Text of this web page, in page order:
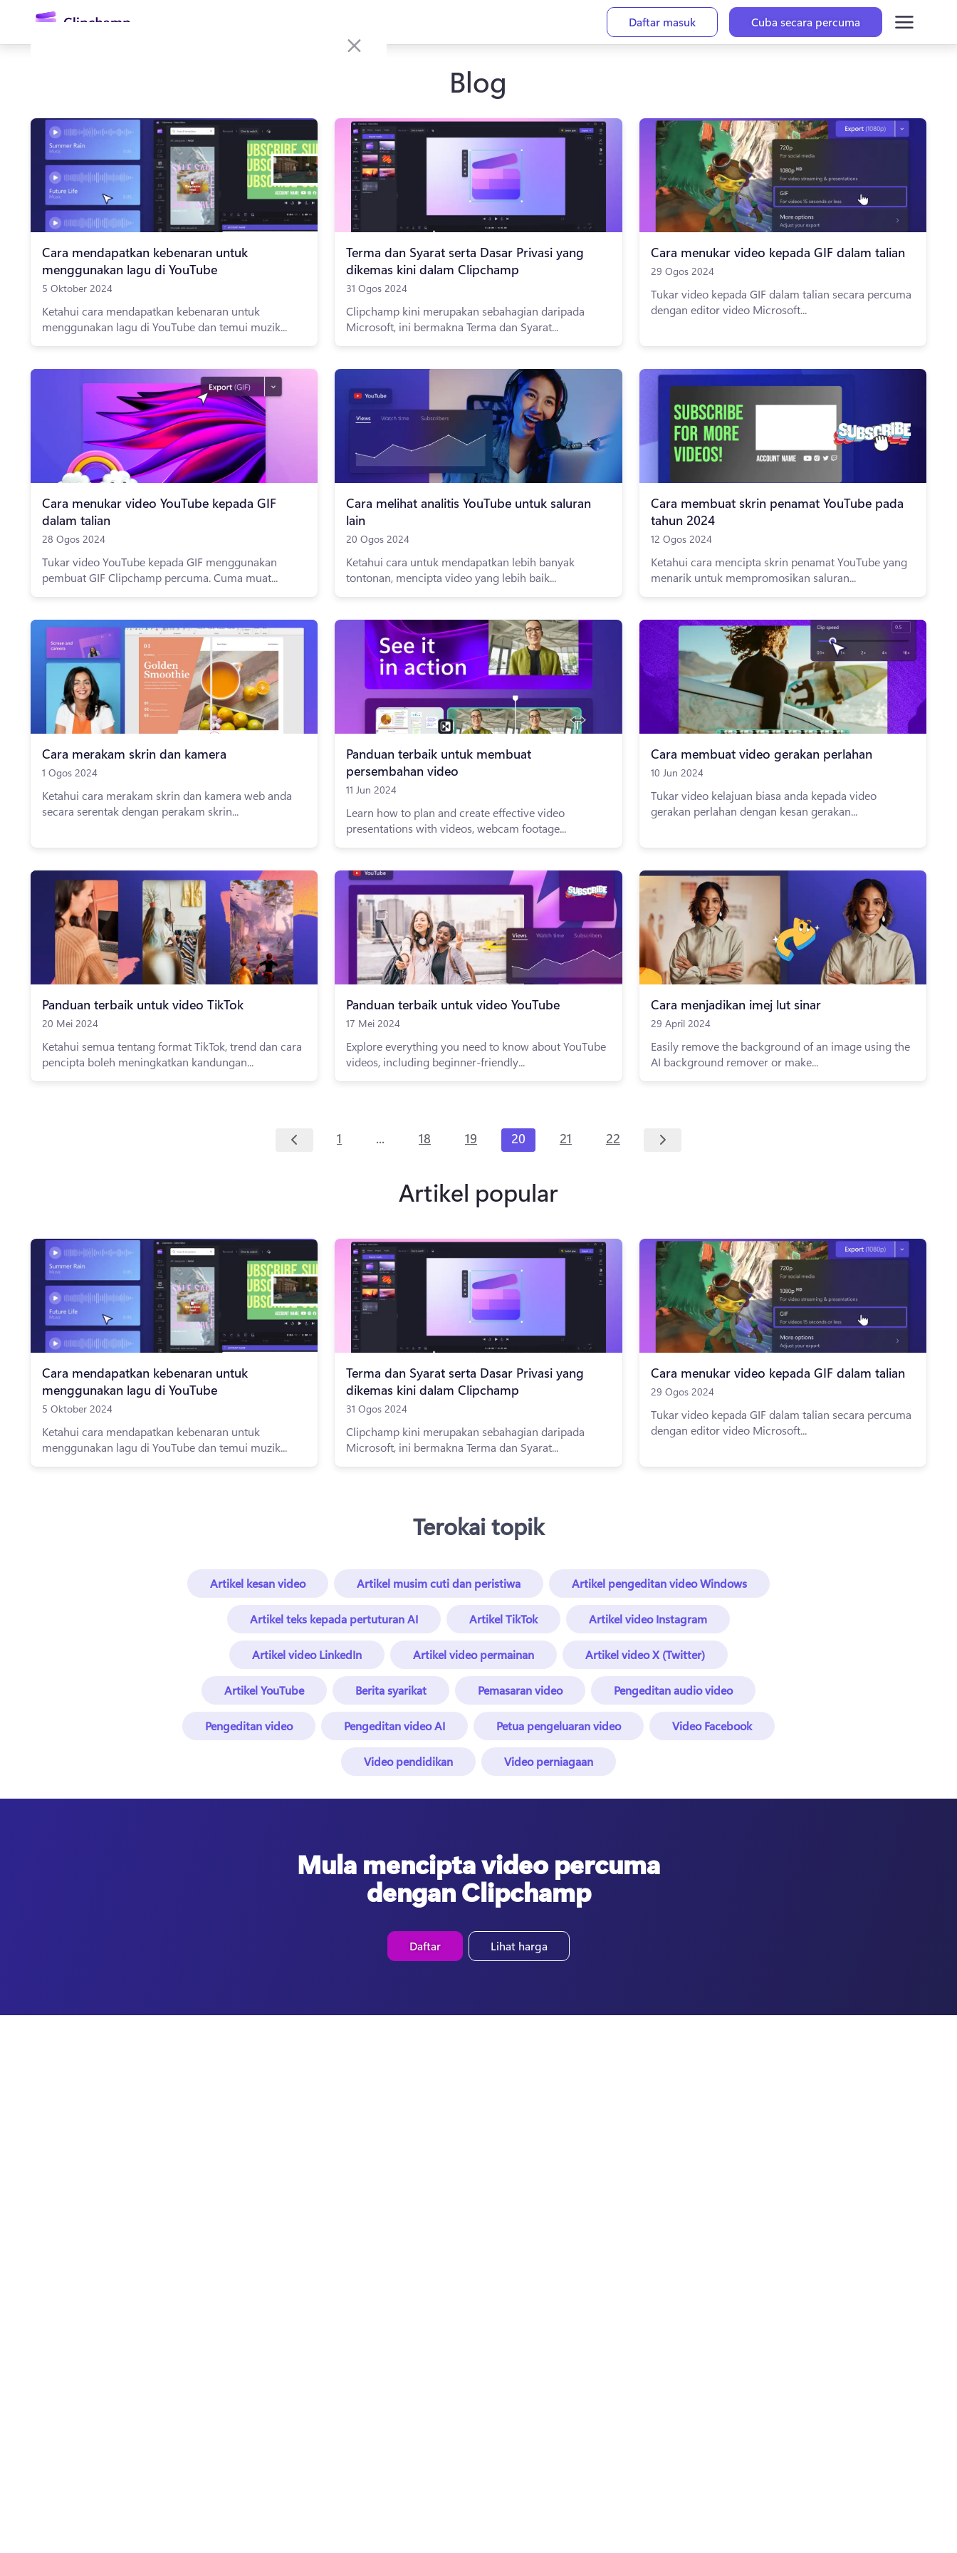
Daftar masuk Cuba secara percuma
Daftar masuk
Blog
Cara mendapatkan kebenaran untuk
menggunakan lagu di YouTube
5 Oktober 2024
Ketahui cara mendapatkan kebenaran untuk
menggunakan lagu di YouTube dan temui muzik...
Terma dan Syarat serta Dasar Privasi yang
dikemas kini dalam Clipchamp
31 Ogos 2024
Clipchamp kini merupakan sebahagian daripada
Microsoft, ini bermakna Terma dan Syarat...
Cara menukar video kepada GIF dalam talian
29 Ogos 2024
Tukar video kepada GIF dalam talian secara percuma
dengan editor video Microsoft...
Cara menukar video YouTube kepada GIF
dalam talian
28 Ogos 2024
Tukar video YouTube kepada GIF menggunakan
pembuat GIF Clipchamp percuma. Cuma muat...
Cara melihat analitis YouTube untuk saluran
lain
20 Ogos 2024
Ketahui cara untuk mendapatkan lebih banyak
tontonan, mencipta video yang lebih baik...
Cara membuat skrin penamat YouTube pada
tahun 2024
12 Ogos 2024
Ketahui cara mencipta skrin penamat YouTube yang
menarik untuk mempromosikan saluran...
Cara merakam skrin dan kamera
1 Ogos 2024
Ketahui cara merakam skrin dan kamera web anda
secara serentak dengan perakam skrin...
Panduan terbaik untuk membuat
persembahan video
11 Jun 2024
Learn how to plan and create effective video
presentations with videos, webcam footage...
Cara membuat video gerakan perlahan
10 Jun 2024
Tukar video kelajuan biasa anda kepada video
gerakan perlahan dengan kesan gerakan...
Panduan terbaik untuk video TikTok
20 Mei 2024
Ketahui semua tentang format TikTok, trend dan cara
pencipta boleh meningkatkan kandungan...
Panduan terbaik untuk video YouTube
17 Mei 2024
Explore everything you need to know about YouTube
videos, including beginner-friendly...
Cara menjadikan imej lut sinar
29 April 2024
Easily remove the background of an image using the
AI background remover or make...
1 ... 18 19 20 21 22
Artikel popular
Cara mendapatkan kebenaran untuk
menggunakan lagu di YouTube
5 Oktober 2024
Ketahui cara mendapatkan kebenaran untuk
menggunakan lagu di YouTube dan temui muzik...
Terma dan Syarat serta Dasar Privasi yang
dikemas kini dalam Clipchamp
31 Ogos 2024
Clipchamp kini merupakan sebahagian daripada
Microsoft, ini bermakna Terma dan Syarat...
Cara menukar video kepada GIF dalam talian
29 Ogos 2024
Tukar video kepada GIF dalam talian secara percuma
dengan editor video Microsoft...
Terokai topik
Artikel kesan video Artikel musim cuti dan peristiwa Artikel pengeditan video Windows
Artikel teks kepada pertuturan AI Artikel TikTok Artikel video Instagram
Artikel video LinkedIn Artikel video permainan Artikel video X (Twitter)
Artikel YouTube Berita syarikat Pemasaran video Pengeditan audio video
Pengeditan video Pengeditan video AI Petua pengeluaran video Video Facebook
Video pendidikan Video perniagaan
Mula mencipta video percuma
dengan Clipchamp
Daftar Lihat harga